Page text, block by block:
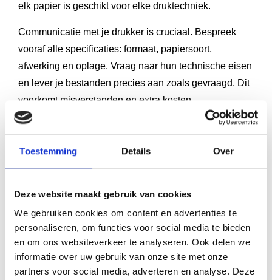
Toestemming Details Over
Deze website maakt gebruik van cookies
We gebruiken cookies om content en advertenties te
personaliseren, om functies voor social media te bieden
en om ons websiteverkeer te analyseren. Ook delen we
informatie over uw gebruik van onze site met onze
partners voor social media, adverteren en analyse. Deze
elk papier is geschikt voor elke druktechniek.
Communicatie met je drukker is cruciaal. Bespreek
vooraf alle specificaties: formaat, papiersoort,
afwerking en oplage. Vraag naar hun technische eisen
en lever je bestanden precies aan zoals gevraagd. Dit
voorkomt misverstanden en extra kosten.
Plan voldoende tijd in voor het drukproces. Haast leidt
op te lossen. Met goede voorbereiding en duidelijke
Wat zijn de grootste
valkuilen bij de
distributie van je boek?